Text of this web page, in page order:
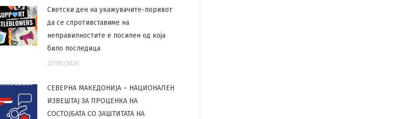
Светски ден на укажувачите-поривот
да се спротивставиме на
неправилностите е посилен од која
било последица
23/06/2026
СЕВЕРНА МАКЕДОНИЈА – НАЦИОНАЛЕН
ИЗВЕШТАЈ ЗА ПРОЦЕНКА НА
СОСТОЈБАТА СО ЗАШТИТАТА НА